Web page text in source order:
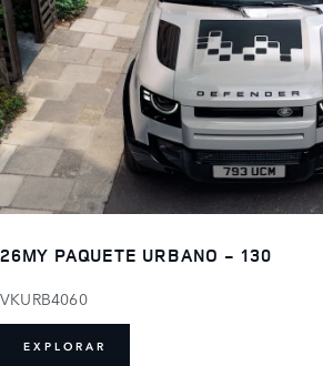
26MY PAQUETE URBANO - 130
VKURB4060
EXPLORAR